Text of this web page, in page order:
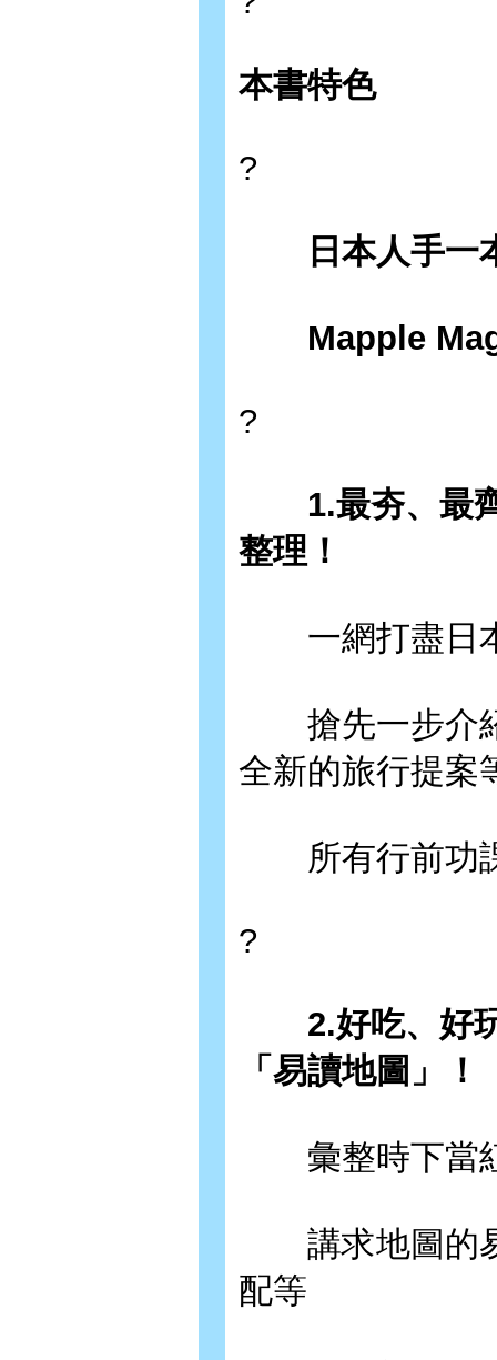
本書特色
?
日本人手一
Mapple
?
1.最夯、最齊
整理！
一網打盡日本
搶先一步介紹
全新的旅行提案
所有行前功
?
2.好吃、好玩
「易讀地圖」！
彙整時下當紅
講求地圖的易
配等